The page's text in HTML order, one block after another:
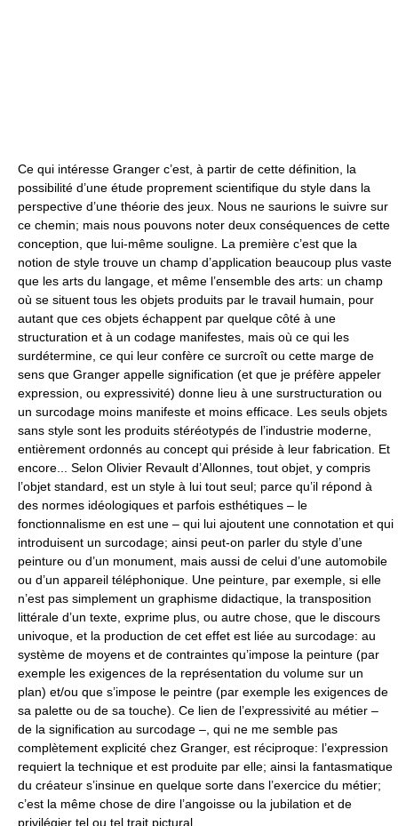
Ce qui intéresse Granger c’est, à partir de cette définition, la
possibilité d’une étude proprement scientifique du style dans la
perspective d’une théorie des jeux. Nous ne saurions le suivre sur
ce chemin; mais nous pouvons noter deux conséquences de cette
conception, que lui-même souligne. La première c’est que la
notion de style trouve un champ d’application beaucoup plus vaste
que les arts du langage, et même l’ensemble des arts: un champ
où se situent tous les objets produits par le travail humain, pour
autant que ces objets échappent par quelque côté à une
structuration et à un codage manifestes, mais où ce qui les
surdétermine, ce qui leur confère ce surcroît ou cette marge de
sens que Granger appelle signification (et que je préfère appeler
expression, ou expressivité) donne lieu à une surstructuration ou
un surcodage moins manifeste et moins efficace. Les seuls objets
sans style sont les produits stéréotypés de l’industrie moderne,
entièrement ordonnés au concept qui préside à leur fabrication. Et
encore... Selon Olivier Revault d’Allonnes, tout objet, y compris
l’objet standard, est un style à lui tout seul; parce qu’il répond à
des normes idéologiques et parfois esthétiques – le
fonctionnalisme en est une – qui lui ajoutent une connotation et qui
introduisent un surcodage; ainsi peut-on parler du style d’une
peinture ou d’un monument, mais aussi de celui d’une automobile
ou d’un appareil téléphonique. Une peinture, par exemple, si elle
n’est pas simplement un graphisme didactique, la transposition
littérale d’un texte, exprime plus, ou autre chose, que le discours
univoque, et la production de cet effet est liée au surcodage: au
système de moyens et de contraintes qu’impose la peinture (par
exemple les exigences de la représentation du volume sur un
plan) et/ou que s’impose le peintre (par exemple les exigences de
sa palette ou de sa touche). Ce lien de l’expressivité au métier –
de la signification au surcodage –, qui ne me semble pas
complètement explicité chez Granger, est réciproque: l’expression
requiert la technique et est produite par elle; ainsi la fantasmatique
du créateur s’insinue en quelque sorte dans l’exercice du métier;
c’est la même chose de dire l’angoisse ou la jubilation et de
privilégier tel ou tel trait pictural.